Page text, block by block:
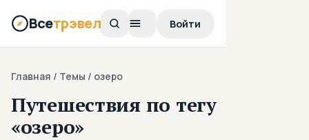
Всетрэвел Войти
Главная / Темы / озеро
Путешествия по тегу
«озеро»